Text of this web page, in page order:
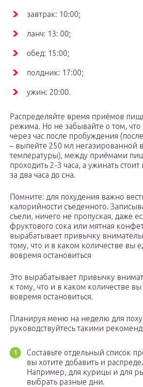
завтрак: 10:00;
ланч: 13: 00;
обед: 15:00;
полдник: 17:00;
ужин: 20:00.
Распределяйте время приёмов
режима. Но не забывайте о том, что
через час после пробуждения
– выпейте 250 мл негазированной
температуры), между приёмами
проходить 2-3 часа, а ужинать
за два часа до сна.
Помните: для похудения важно
калорийности съеденного.
съели, ничего не пропуская, даже
фруктового сока или мятная
вырабатывает привычку
тому, что и в каком количестве вы
вовремя остановиться
Это вырабатывает привычку
к тому, что и в каком количестве
вовремя остановиться.
Планируя меню на неделю для
руководствуйтесь такими
Составьте отдельный список
вы хотите добавить и
Например, для курицы и для
выбрать разные дни.